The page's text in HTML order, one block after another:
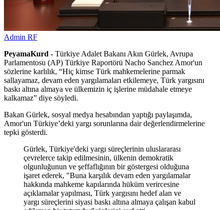
Admin RF
PeyamaKurd - Türkiye Adalet Bakanı Akın Gürlek, Avrupa
Parlamentosu (AP) Türkiye Raportörü Nacho Sanchez Amor'un
sözlerine karlılık, “Hiç kimse Türk mahkemelerine parmak
sallayamaz, devam eden yargılamaları etkilemeye, Türk yargısını
baskı altına almaya ve ülkemizin iç işlerine müdahale etmeye
kalkamaz” diye söyledi.
Bakan Gürlek, sosyal medya hesabından yaptığı paylaşımda,
Amor'un Türkiye’deki yargı sorunlarına dair değerlendirmelerine
tepki gösterdi.
Gürlek, Türkiye'deki yargı süreçlerinin uluslararası
çevrelerce takip edilmesinin, ülkenin demokratik
olgunluğunun ve şeffaflığının bir göstergesi olduğuna
işaret ederek, "Buna karşılık devam eden yargılamalar
hakkında mahkeme kapılarında hüküm verircesine
açıklamalar yapılması, Türk yargısını hedef alan ve
yargı süreçlerini siyasi baskı altına almaya çalışan kabul